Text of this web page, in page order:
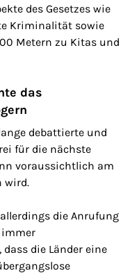
des Gesetzes wie
Kriminalität sowie
Metern zu Kitas und
das
debattierte und
für die nächste
voraussichtlich am
wird.
die Anrufung
immer
die Länder eine